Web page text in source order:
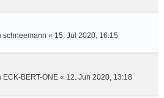
schneemann « 15. Jul 2020, 16:15
ECK-BERT-ONE « 12. Jun 2020, 13:18